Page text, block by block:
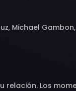
Michael
Allen, Meredith
Harper, Gael Le
Pradhan,
relación. Los